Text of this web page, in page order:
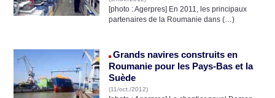
[photo : Agerpres] En 2011, les principaux
partenaires de la Roumanie dans (…)
Grands navires construits en
Roumanie pour les Pays-Bas et la
Suède
(11/oct./2012)